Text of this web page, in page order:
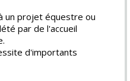
un projet équestre ou
par de l'accueil
d'importants